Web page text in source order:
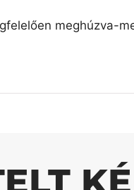
meghúzva-